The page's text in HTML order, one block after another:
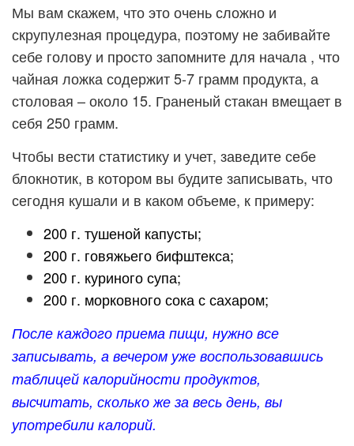
Мы вам скажем, что это очень сложно и
скрупулезная процедура, поэтому не забивайте
себе голову и просто запомните для начала , что
чайная ложка содержит 5-7 грамм продукта, а
столовая – около 15. Граненый стакан вмещает в
себя 250 грамм.
Чтобы вести статистику и учет, заведите себе
блокнотик, в котором вы будите записывать, что
сегодня кушали и в каком объеме, к примеру:
200 г. тушеной капусты;
200 г. говяжьего бифштекса;
200 г. куриного супа;
200 г. морковного сока с сахаром;
После каждого приема пищи, нужно все
записывать, а вечером уже воспользовавшись
таблицей калорийности продуктов,
высчитать, сколько же за весь день, вы
употребили калорий.